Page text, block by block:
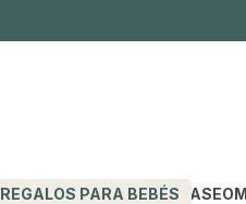
REGALOS PARA BEBÉS PASEO